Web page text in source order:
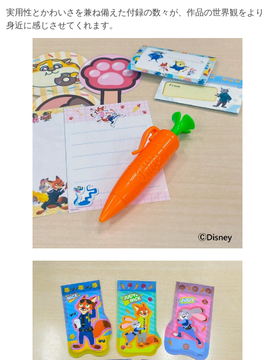
実用性とかわいさを兼ね備えた付録の数々が、作品の世界観をより
身近に感じさせてくれます。